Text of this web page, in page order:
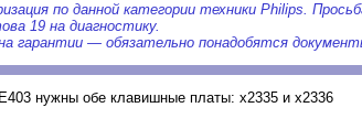
по данной категории техники Philips.
19 на диагностику.
гарантии — обязательно понадобятся
нужны обе клавишные платы: х2335 и х2336